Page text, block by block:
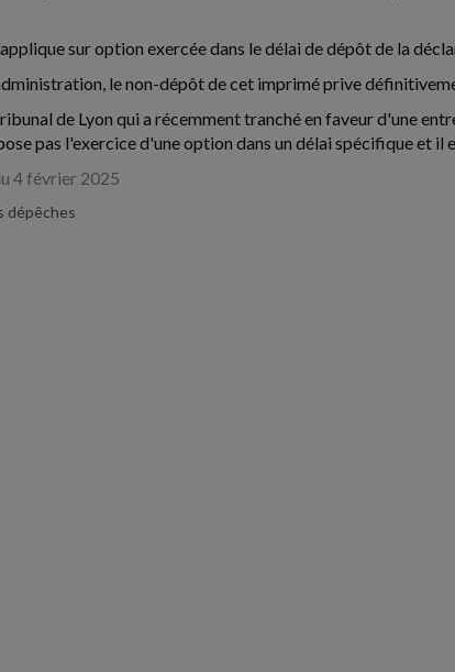
sur option exercée dans le délai de dépôt de la
le non-dépôt de cet imprimé prive
de Lyon qui a récemment tranché en faveur d'une
pas l'exercice d'une option dans un délai spécifique et
4 février 2025
dépêches